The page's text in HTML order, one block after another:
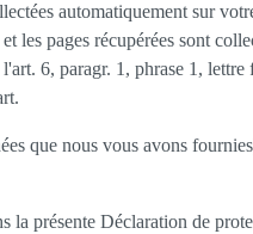
automatiquement sur
les pages récupérées sont
6, paragr. 1, phrase 1,
que nous vous avons
présente Déclaration de